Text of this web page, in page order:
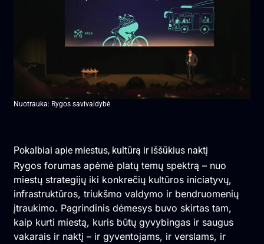
Nuotrauka: Rygos savivaldybė
Pokalbiai apie miestus, kultūrą ir iššūkius naktį
Rygos forumas apėmė platų temų spektrą – nuo
miestų strategijų iki konkrečių kultūros iniciatyvų,
infrastruktūros, triukšmo valdymo ir bendruomenių
įtraukimo. Pagrindinis dėmesys buvo skirtas tam,
kaip kurti miestą, kuris būtų gyvybingas ir saugus
vakarais ir naktį – ir gyventojams, ir verslams, ir